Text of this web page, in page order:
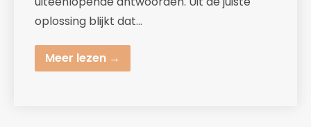
oplossing blijkt dat…
Meer lezen →